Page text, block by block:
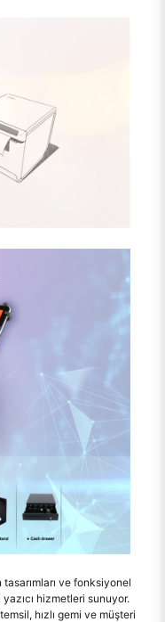
ve fonksiyonel
hizmetleri sunuyor.
hızlı gemi ve müşteri